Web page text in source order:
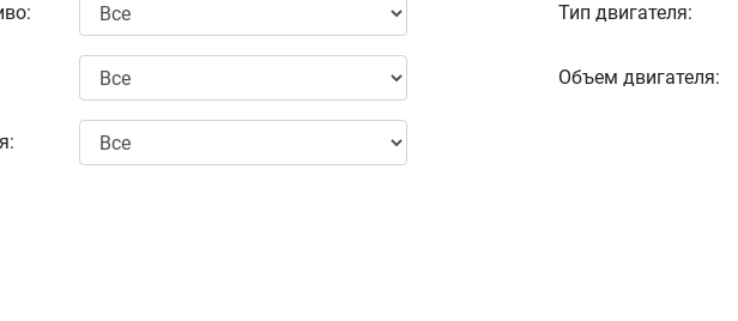
Тип двигателя:
Объем двигателя: